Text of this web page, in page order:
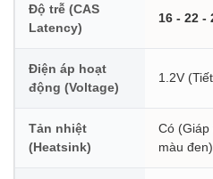
Độ trễ (CAS
Latency)
16 - 22 -
Điện áp hoạt
động (Voltage)
1.2V
Tản nhiệt
(Heatsink)
Có (Giáp
màu đen)